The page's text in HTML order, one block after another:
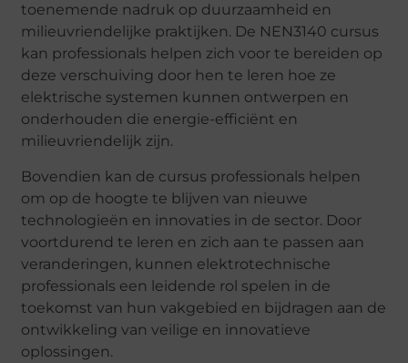
toenemende nadruk op duurzaamheid en
milieuvriendelijke praktijken. De NEN3140 cursus
kan professionals helpen zich voor te bereiden op
deze verschuiving door hen te leren hoe ze
elektrische systemen kunnen ontwerpen en
onderhouden die energie-efficiënt en
milieuvriendelijk zijn.
Bovendien kan de cursus professionals helpen
om op de hoogte te blijven van nieuwe
technologieën en innovaties in de sector. Door
voortdurend te leren en zich aan te passen aan
veranderingen, kunnen elektrotechnische
professionals een leidende rol spelen in de
toekomst van hun vakgebied en bijdragen aan de
ontwikkeling van veilige en innovatieve
oplossingen.